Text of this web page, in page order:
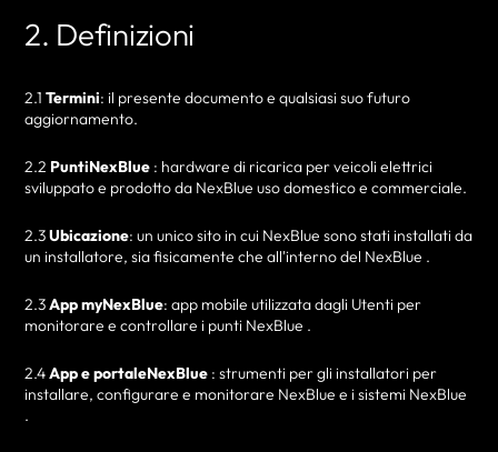
2. Definizioni
2.1 Termini: il presente documento e qualsiasi suo futuro
aggiornamento.
2.2 PuntiNexBlue : hardware di ricarica per veicoli elettrici
sviluppato e prodotto da NexBlue uso domestico e commerciale.
2.3Ubicazione: un unico sito in cui NexBlue sono stati installati da
un installatore, sia fisicamente che all'interno del NexBlue .
2.3App myNexBlue: app mobile utilizzata dagli Utenti per
monitorare e controllare i punti NexBlue .
2.4App e portaleNexBlue : strumenti per gli installatori per
installare, configurare e monitorare NexBlue e i sistemi NexBlue
.